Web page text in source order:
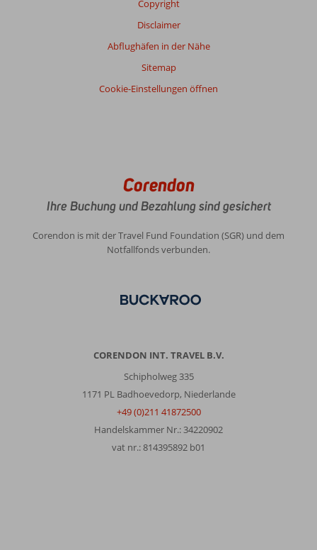
Copyright
Disclaimer
Abflughäfen in der Nähe
Sitemap
Cookie-Einstellungen öffnen
Corendon
Ihre Buchung und Bezahlung sind gesichert
Corendon is mit der Travel Fund Foundation (SGR) und dem
Notfallfonds verbunden.
CORENDON INT. TRAVEL B.V.
Schipholweg 335
1171 PL Badhoevedorp, Niederlande
+49 (0)211 41872500
Handelskammer Nr.: 34220902
vat nr.: 814395892 b01